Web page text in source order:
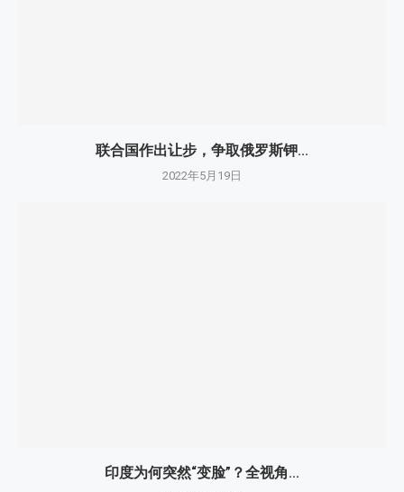
联合国作出让步，争取俄罗斯钾...
2022年5月19日
印度为何突然“变脸”？全视角...